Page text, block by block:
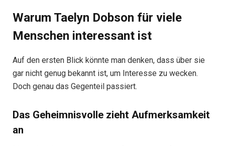
Warum Taelyn Dobson für viele
Menschen interessant ist
Auf den ersten Blick könnte man denken, dass über sie
gar nicht genug bekannt ist, um Interesse zu wecken.
Doch genau das Gegenteil passiert.
Das Geheimnisvolle zieht Aufmerksamkeit
an